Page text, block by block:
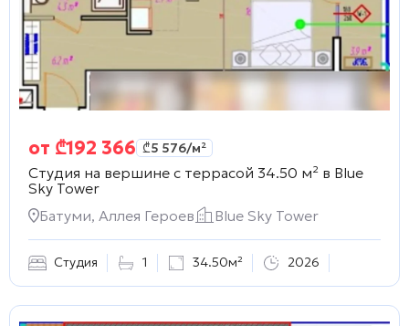
от ₾192 366 ₾5 576/м²
Студия на вершине с террасой 34.50 м² в Blue
Sky Tower
Батуми, Аллея Героев
Blue Sky Tower
Студия 1 34.50м² 2026